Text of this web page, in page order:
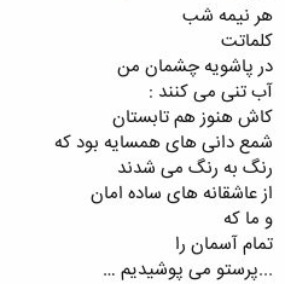
هر نیمه شب
کلماتت
در پاشویه چشمان من
آب تنی می کنند :
کاش هنوز هم تابستان
شمع دانی های همسایه بود که
رنگ به رنگ می شدند
از عاشقانه های ساده امان
و ما که
تمام آسمان را
...پرستو می پوشیدیم …